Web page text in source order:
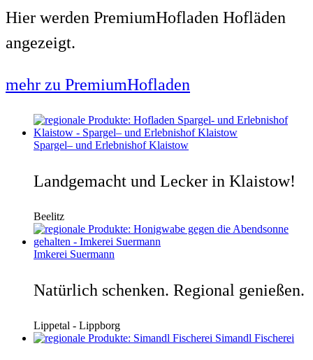
Hier werden PremiumHofladen Hofläden
angezeigt.
mehr zu PremiumHofladen
Spargel– und Erlebnishof Klaistow
Landgemacht und Lecker in Klaistow!
Beelitz
Imkerei Suermann
Natürlich schenken. Regional genießen.
Lippetal - Lippborg
Simandl Fischerei